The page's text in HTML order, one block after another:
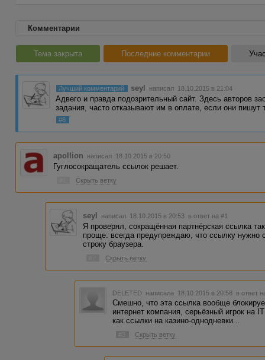
Комментарии
Тема закрыта Последние комментарии
Лучший комментарий seyl написал 18.10.2015 в 21:04
Адвего и правда подозрительный сайт. Здесь авторов
задания, часто отказывают им в оплате, если они пишут
#6
apollion написал 18.10.2015 в 20:50
Гуглосокращатель ссылок решает.
Скрыть ветку
seyl написал 18.10.2015 в 20:53 в ответ на #1
Я проверял, сокращённая партнёрская ссылка
проще: всегда предупреждаю, что ссылку нужно
строку браузера.
Скрыть ветку
DELETED написала 18.10.2015 в 20:58 в ответ
Смешно, что эта ссылка вообще
интернет компания, серьёзный игрок на
как ссылки на казино-однодневки...
Скрыть ветку